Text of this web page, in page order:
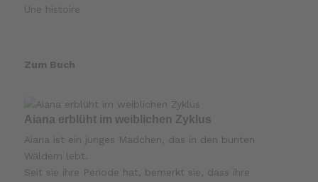
Une histoire
Zum Buch
Aiana erblüht im weiblichen Zyklus
Aiana ist ein junges Mädchen, das in den bunten
Wäldern lebt.
Seit sie ihre Periode hat, bemerkt sie, dass ihre